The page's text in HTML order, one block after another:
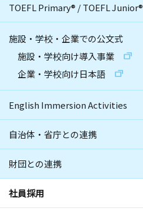
TOEFL Primary® /TOEFL Junior®
施設・学校・企業での公文式
施設・学校向け導入事業
企業・学校向け日本語
English Immersion Activities
自治体・省庁との連携
財団との連携
社員採用